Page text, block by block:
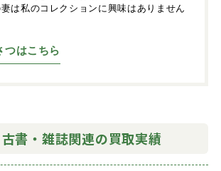
は私のコレクションに興味はありません
つはこちら
書・雑誌関連の買取実績